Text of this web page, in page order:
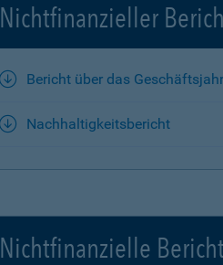
Nichtfinanzieller
Bericht über das
Nachhaltigkeitsbericht
Nichtfinanzielle